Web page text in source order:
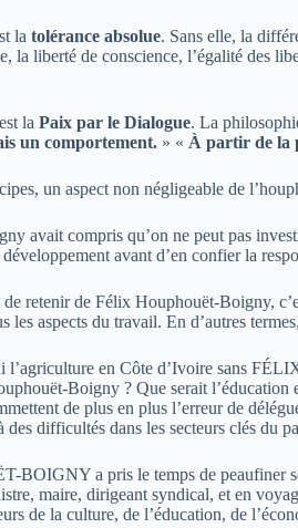
la tolérance absolue. Sans elle, la
la liberté de conscience, l’égalité des
la Paix par le Dialogue. La
un comportement. » « À partir de la
un aspect non négligeable de
avait compris qu’on ne peut pas
développement avant d’en confier la
retenir de Félix Houphouët-Boigny,
les aspects du travail. En d’autres
l’agriculture en Côte d’Ivoire sans
Boigny ? Que serait
de plus en plus l’erreur de
des difficultés dans les secteurs clés du
a pris le temps de peaufiner
maire, dirigeant syndical, et en
de la culture, de l’éducation, de